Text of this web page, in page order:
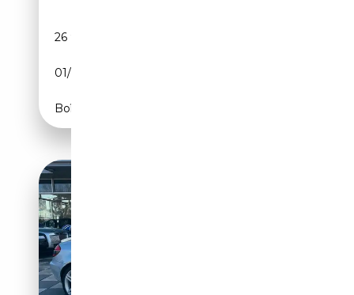
26 900 km
01/2010
Boîte automatique